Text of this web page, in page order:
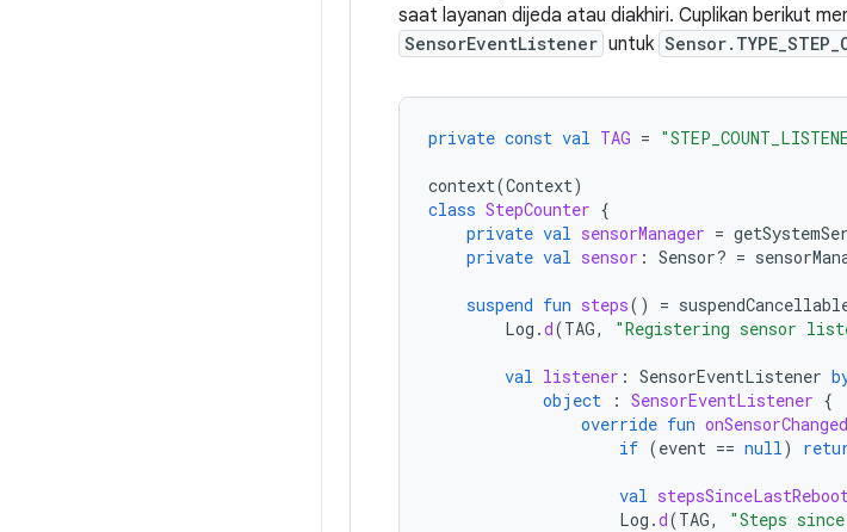
saat layanan dijeda atau diakhiri. Cuplikan berikut
SensorEventListener untuk
private const val TAG =
context(Context)
class StepCounter {
private val sensorManager =
private val sensor : Sensor? =
suspend fun steps() =
Log .d(TAG, "Registering sensor
val listener : SensorEventListener
object
: SensorEventListener {
override fun onSensorChanged
if (event == null)
val
Log .d(TAG, "Steps